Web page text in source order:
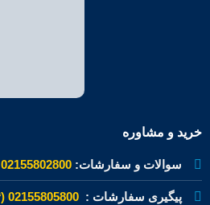
خرید و مشاوره
سوالات و سفارشات: 02155802800 (۱۰ تا ۱۸)
پیگیری سفارشات : 02155805800 (۱۴ تا ۱۸)